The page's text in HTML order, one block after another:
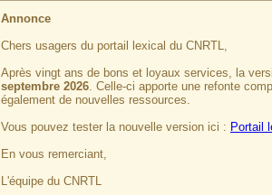
Annonce
Chers usagers du portail lexical du CNRTL,
Après vingt ans de bons et loyaux services, la
septembre 2026. Celle-ci apporte une refonte
également de nouvelles ressources.
Vous pouvez tester la nouvelle version ici : Portail
En vous remerciant,
L'équipe du CNRTL